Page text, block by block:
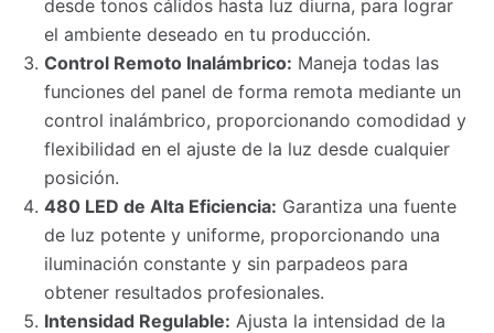
desde tonos cálidos hasta luz diurna, para lograr
el ambiente deseado en tu producción.
Control Remoto Inalámbrico: Maneja todas las
funciones del panel de forma remota mediante un
control inalámbrico, proporcionando comodidad y
flexibilidad en el ajuste de la luz desde cualquier
posición.
480 LED de Alta Eficiencia: Garantiza una fuente
de luz potente y uniforme, proporcionando una
iluminación constante y sin parpadeos para
obtener resultados profesionales.
Intensidad Regulable: Ajusta la intensidad de la